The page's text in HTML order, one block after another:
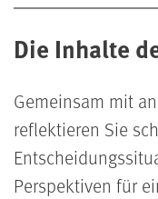
Die Inhalte
Gemeinsam mit
reflektieren Sie
Perspektiven für